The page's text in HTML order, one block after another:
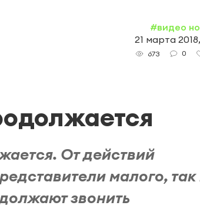
#видео
21 марта
673 0
От действий
малого, так
звонить